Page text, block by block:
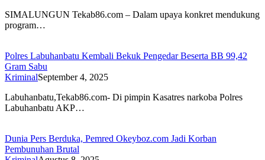
SIMALUNGUN Tekab86.com – Dalam upaya konkret mendukung
program…
Polres Labuhanbatu Kembali Bekuk Pengedar Beserta BB 99,42
Gram Sabu
KriminalSeptember 4, 2025
Labuhanbatu,Tekab86.com- Di pimpin Kasatres narkoba Polres
Labuhanbatu AKP…
Dunia Pers Berduka, Pemred Okeyboz.com Jadi Korban
Pembunuhan Brutal